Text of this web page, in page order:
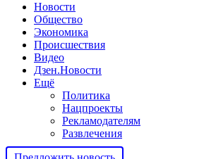
Новости
Общество
Экономика
Происшествия
Видео
Дзен.Новости
Ещё
Политика
Нацпроекты
Рекламодателям
Развлечения